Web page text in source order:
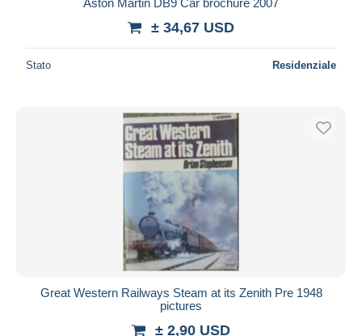
Prezzo
Spedizione gratuita
Metodi di pagamento
Bonifico bancario
Mastercard
Bancontact
iDeal
± 34,67 USD
Stato Residenziale
Great Western Railways Steam at its Zenith Pre 1948
pictures
± 2,90 USD